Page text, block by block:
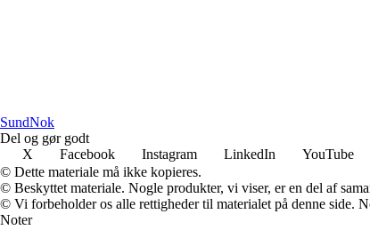
SundNok
Del og gør godt
X
Facebook Instagram LinkedIn YouTube
© Dette materiale må ikke kopieres.
© Beskyttet materiale. Nogle produkter, vi viser, er en del af
© Vi forbeholder os alle rettigheder til materialet på denne side.
Noter